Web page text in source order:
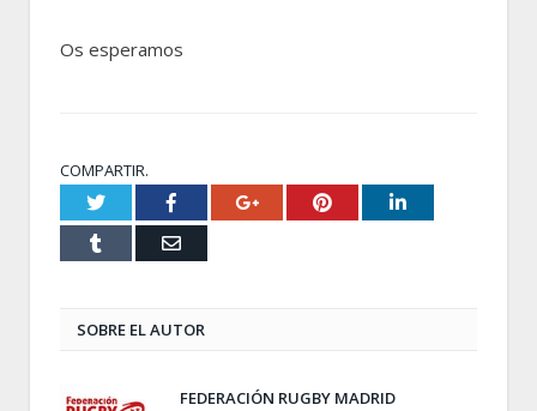
Os esperamos
COMPARTIR.
Twitter Facebook Google+ Pinterest LinkedIn
Email
SOBRE EL AUTOR
FEDERACIÓN RUGBY MADRID